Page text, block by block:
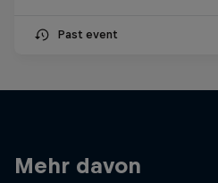
Past event
Mehr davon